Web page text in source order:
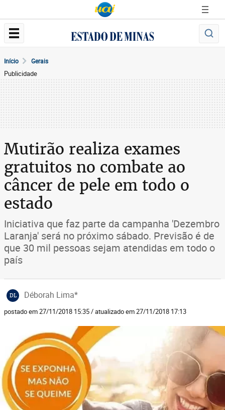
Início Gerais
Publicidade
Mutirão realiza exames
gratuitos no combate ao
câncer de pele em todo o
estado
Iniciativa que faz parte da campanha 'Dezembro
Laranja' será no próximo sábado. Previsão é de
que 30 mil pessoas sejam atendidas em todo o
país
DL Déborah Lima*
postado em 27/11/2018 15:35 / atualizado em 27/11/2018 17:13